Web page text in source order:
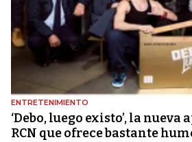
ENTRETENIMIENTO
‘Debo, luego existo’, la nueva
RCN que ofrece bastante